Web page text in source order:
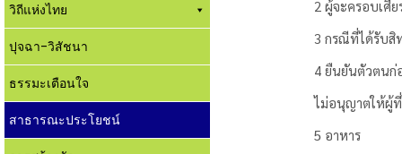
วิถีแห่งไทย
ปุจฉา-วิสัชนา
ธรรมะเตือนใจ
สาธารณะประโยชน์
2 ผู้จะครอบเศี
3 กรณีที่ได้รับสิ
4 ยืนยันตัวตนก่
ไม่อนุญาตให้ผู้
5 อาหาร